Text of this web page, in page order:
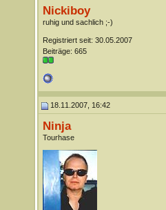
Nickiboy
ruhig und sachlich ;-)
Registriert seit: 30.05.2007
Beiträge: 665
18.11.2007, 16:42
Ninja
Tourhase